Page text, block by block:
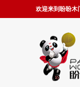
欢迎来到盼盼木